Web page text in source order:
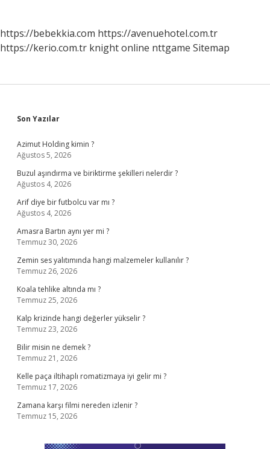
https://bebekkia.com https://avenuehotel.com.tr
https://kerio.com.tr knight online nttgame Sitemap
Sidebar
Son Yazılar
Azimut Holding kimin ?
Ağustos 5, 2026
Buzul aşındırma ve biriktirme şekilleri nelerdir ?
Ağustos 4, 2026
Arif diye bir futbolcu var mı ?
Ağustos 4, 2026
Amasra Bartın aynı yer mi ?
Temmuz 30, 2026
Zemin ses yalıtımında hangi malzemeler kullanılır ?
Temmuz 26, 2026
Koala tehlike altında mı ?
Temmuz 25, 2026
Kalp krizinde hangi değerler yükselir ?
Temmuz 23, 2026
Bilir misin ne demek ?
Temmuz 21, 2026
Kelle paça iltihaplı romatizmaya iyi gelir mi ?
Temmuz 17, 2026
Zamana karşı filmi nereden izlenir ?
Temmuz 15, 2026